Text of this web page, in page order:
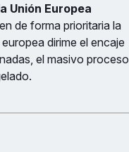
Unión Europea
de forma prioritaria la
dirime el encaje
el masivo proceso